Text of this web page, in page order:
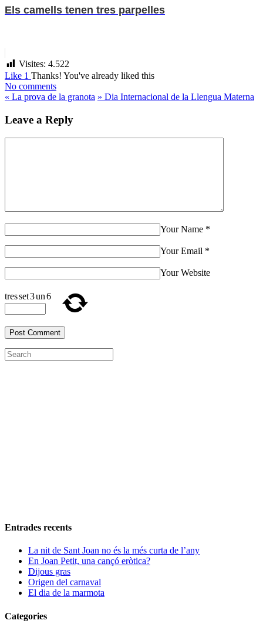
Els camells tenen tres parpelles
Visites: 4.522
Like 1 Thanks! You've already liked this
No comments
« La prova de la granota » Dia Internacional de la Llengua Materna
Leave a Reply
Your Name *
Your Email *
Your Website
tresset3un6
Entrades recents
La nit de Sant Joan no és la més curta de l’any
En Joan Petit, una cançó eròtica?
Dijous gras
Origen del carnaval
El dia de la marmota
Categories